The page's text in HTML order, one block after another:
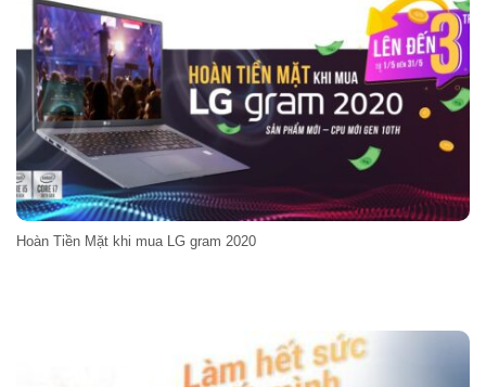
Hoàn Tiền Mặt khi mua LG gram 2020